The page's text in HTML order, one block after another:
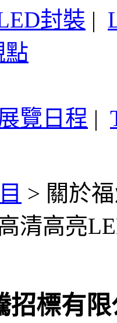
封裝 |
點
覽日程 |
> 關於
清高亮
招標有